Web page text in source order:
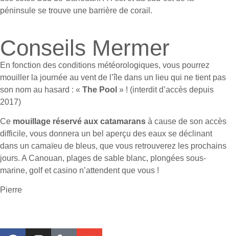
péninsule se trouve une barrière de corail.
Conseils Mermer
En fonction des conditions météorologiques, vous pourrez
mouiller la journée au vent de l’île dans un lieu qui ne tient pas
son nom au hasard : « The Pool » ! (interdit d’accès depuis
2017)
Ce mouillage réservé aux catamarans à cause de son accès
difficile, vous donnera un bel aperçu des eaux se déclinant
dans un camaïeu de bleus, que vous retrouverez les prochains
jours. A Canouan, plages de sable blanc, plongées sous-
marine, golf et casino n’attendent que vous !
Pierre